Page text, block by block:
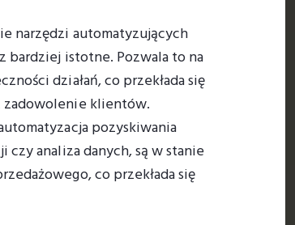
narzędzi automatyzujących
bardziej istotne. Pozwala to na
działań, co przekłada się
zadowolenie klientów.
pozyskiwania
czy analiza danych, są w stanie
co przekłada się